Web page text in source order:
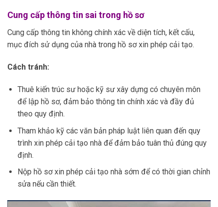
Cung cấp thông tin sai trong hồ sơ
Cung cấp thông tin không chính xác về diện tích, kết cấu,
mục đích sử dụng của nhà trong hồ sơ xin phép cải tạo.
Cách tránh:
Thuê kiến trúc sư hoặc kỹ sư xây dựng có chuyên môn
để lập hồ sơ, đảm bảo thông tin chính xác và đầy đủ
theo quy định.
Tham khảo kỹ các văn bản pháp luật liên quan đến quy
trình xin phép cải tạo nhà để đảm bảo tuân thủ đúng quy
định.
Nộp hồ sơ xin phép cải tạo nhà sớm để có thời gian chỉnh
sửa nếu cần thiết.